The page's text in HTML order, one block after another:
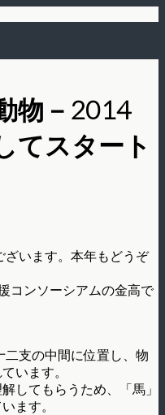
物－2014
スタート
います。本年もどうぞ
コンソーシアムの金高で
支の中間に位置し、物
います。
してもらうため、「馬」
ます。